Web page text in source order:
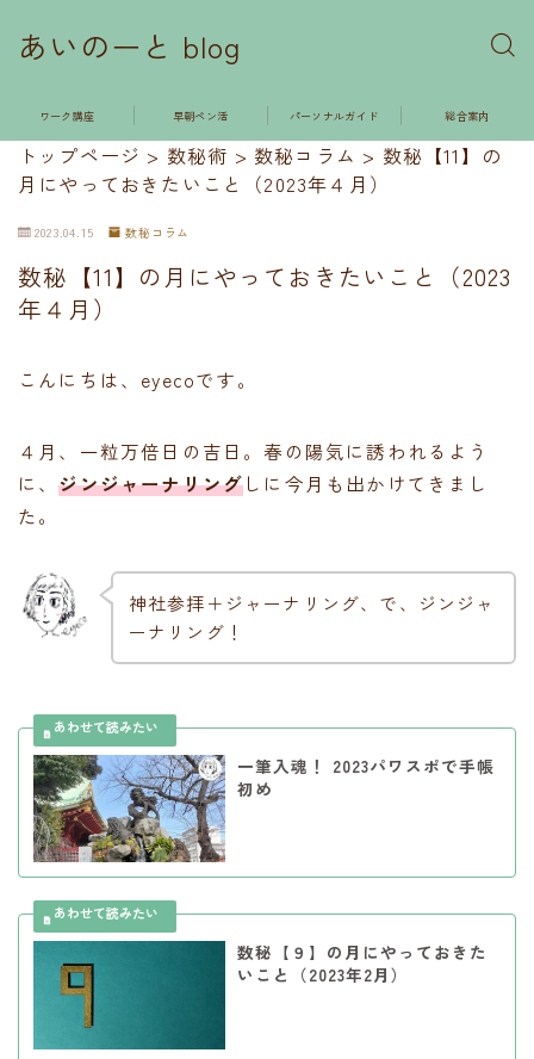
あいのーと blog
ワーク講座 早朝ペン活 パーソナルガイド 総合案内
トップページ > 数秘術 > 数秘コラム > 数秘【11】の
月にやっておきたいこと（2023年４月）
2023.04.15 数秘コラム
数秘【11】の月にやっておきたいこと（2023
年４月）
こんにちは、eyecoです。
４月、一粒万倍日の吉日。春の陽気に誘われるよう
に、ジンジャーナリングしに今月も出かけてきまし
た。
神社参拝＋ジャーナリング、で、ジンジャ
ーナリング！
一筆入魂！ 2023パワスポで手帳
初め
数秘【９】の月にやっておきた
いこと（2023年2月）